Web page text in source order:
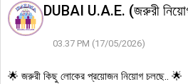
DUBAI U.A.E. (জরুরী
03.37 PM (17/05/2026)
🌟 জরুরী কিছু লোকের প্রয়োজন নিয়োগ চলছে.. 🌟